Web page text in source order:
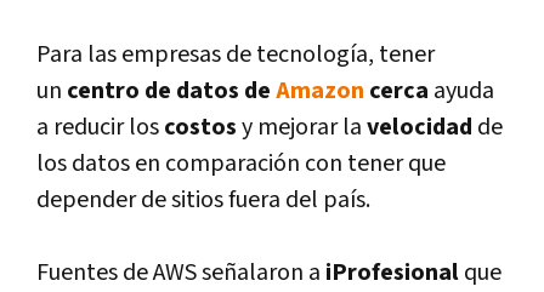
Para las empresas de tecnologí­a, tener
un centro de datos deAmazon cerca ayuda
a reducir loscostosy mejorar lavelocidad de
los datos en comparación con tener que
depender de sitios fuera del paí­s.
Fuentes de AWS señalaron a iProfesionalque